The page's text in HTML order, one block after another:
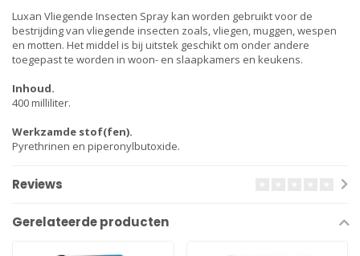
Luxan Vliegende Insecten Spray kan worden gebruikt voor de
bestrijding van vliegende insecten zoals, vliegen, muggen, wespen
en motten. Het middel is bij uitstek geschikt om onder andere
toegepast te worden in woon- en slaapkamers en keukens.
Inhoud.
400 milliliter.
Werkzamde stof(fen).
Pyrethrinen en piperonylbutoxide.
Reviews
Gerelateerde producten